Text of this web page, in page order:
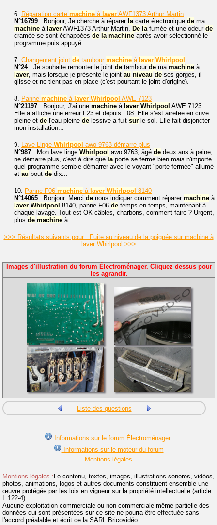
6. Réparation carte machine à laver AWF1373 Arthur Martin
N°16799 : Bonjour, Je cherche à réparer lacarte électronique de ma
machine à laver AWF1373 Arthur Martin. De lafumée et une odeur de
cramée se sont échappées de la machine après avoir sélectionné le
programme puis appuyé...
7. Changement joint de tambour machine à laver Whirlpool
N°24: Je souhaite remonter le joint de tambour de ma machine à
laver, mais lorsque je présente le joint au niveau de ses gorges, il
glisse et ne tient pas en place (c'est pourtant le joint d'origine).
8. Panne machine à laver Whirlpool AWE 7123
N°21197 : Bonjour, J'ai une machine à laver Whirlpool AWE 7123.
Elle a affiché une erreur F23 et depuis F08. Elle s'est arrêtée en cuve
pleine et de l'eau pleine de lessive a fuit sur le sol. Elle fait disjoncter
mon installation...
9. Lave Linge Whirlpool awo 9763 démarre plus
N°987 : Mon lave linge Whirlpool awo 9763, âgé de deux ans à peine,
ne démarre plus, c'est à dire que laporte se ferme bien mais n'importe
quel programme semble démarrer avec le voyant "porte fermée" allumé
et au bout de dix...
10. Panne F06 machine à laver Whirlpool 8140
N°14065 : Bonjour. Merci de nous indiquer comment réparer machine à
laver Whirlpool 8140, panne F06 de temps en temps, maintenant à
chaque lavage. Tout est OK câbles, charbons, comment faire ? Urgent,
plus de machine à...
>>> Résultats suivants pour : Fuite au niveau de la poignée sur machine à
laver Whirlpool >>>
Images d'illustration du forum Électroménager. Cliquez dessus pour
les agrandir.
Liste des questions
Informations sur le forum Électroménager
Informations sur le moteur du forum
Mentions légales
Mentions légales : Le contenu, textes, images, illustrations sonores, vidéos,
photos, animations, logos et autres documents constituent ensemble une
œuvre protégée par les lois en vigueur sur la propriété intellectuelle (article
L.122-4).
Aucune exploitation commerciale ou non commerciale même partielle des
données qui sont présentées sur ce site ne pourra être effectuée sans
l'accord préalable et écrit de la SARL Bricovidéo.